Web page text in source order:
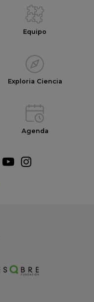
Equipo
Exploria Ciencia
Agenda